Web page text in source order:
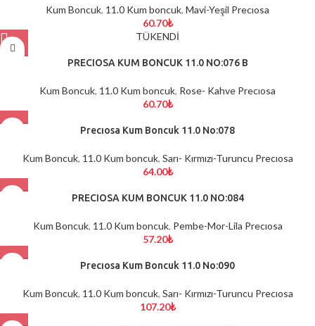
Kum Boncuk, 11.0 Kum boncuk, Mavi-Yeşil Precıosa
60.70₺
TÜKENDİ
PRECIOSA KUM BONCUK 11.0 NO:076 B
Kum Boncuk, 11.0 Kum boncuk, Rose- Kahve Precıosa
60.70₺
Precıosa Kum Boncuk 11.0 No:078
Kum Boncuk, 11.0 Kum boncuk, Sarı- Kırmızı-Turuncu Precıosa
64.00₺
PRECIOSA KUM BONCUK 11.0 NO:084
Kum Boncuk, 11.0 Kum boncuk, Pembe-Mor-Lila Precıosa
57.20₺
Precıosa Kum Boncuk 11.0 No:090
Kum Boncuk, 11.0 Kum boncuk, Sarı- Kırmızı-Turuncu Precıosa
107.20₺